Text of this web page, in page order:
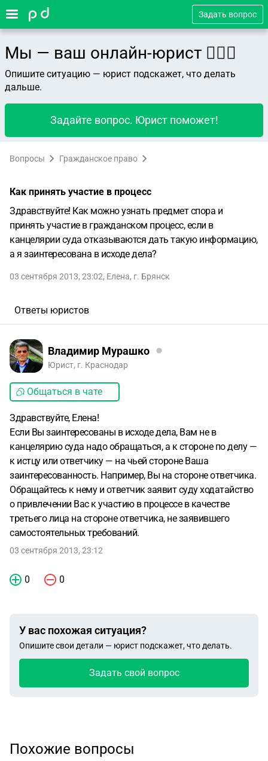
Задать вопрос
Мы — ваш онлайн-юрист 👨🏻‍⚖️
Опишите ситуацию — юрист подскажет, что делать
дальше.
Задайте вопрос. Юрист поможет!
Вопросы Гражданское право
Как принять участие в процесс
Здравствуйте! Как можно узнать предмет спора и
принять участие в гражданском процесс, если в
канцелярии суда отказываются дать такую информацию,
а я заинтересована в исходе дела?
03 сентября 2013, 23:02, Елена, г. Брянск
Ответы юристов
Владимир Мурашко
Юрист, г. Краснодар
Общаться в чате
Здравствуйте, Елена!
Если Вы заинтересованы в исходе дела, Вам не в
канцелярию суда надо обращаться, а к стороне по делу —
к истцу или ответчику — на чьей стороне Ваша
заинтересованность. Например, Вы на стороне ответчика.
Обращайтесь к нему и ответчик заявит суду ходатайство
о привлечении Вас к участию в процессе в качестве
третьего лица на стороне ответчика, не заявившего
самостоятельных требований.
03 сентября 2013, 23:12
0 0
У вас похожая ситуация?
Опишите свои детали — юрист подскажет, что делать.
Задать свой вопрос
Похожие вопросы